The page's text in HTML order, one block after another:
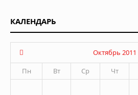
КАЛЕНДАРЬ
Октябрь 2011
Пн
Вт Ср Чт